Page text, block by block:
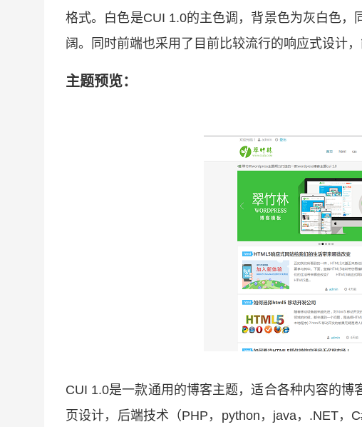
格式。白色是CUI 1.0的主色调，背景色为灰白色
阔。同时前端也采用了目前比较流行的响应式设计
主题预览：
CUI 1.0是一款通用的博客主题，适合各种内容的
页设计，后端技术（PHP，python，java，.NET，